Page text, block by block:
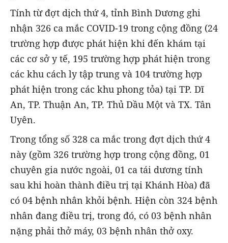
Tính từ đợt dịch thứ 4, tỉnh Bình Dương ghi
nhận 326 ca mắc COVID-19 trong cộng đồng (24
trường hợp được phát hiện khi đến khám tại
các cơ sở y tế, 195 trường hợp phát hiện trong
các khu cách ly tập trung và 104 trường hợp
phát hiện trong các khu phong tỏa) tại TP. Dĩ
An, TP. Thuận An, TP. Thủ Dầu Một và TX. Tân
Uyên.
Trong tổng số 328 ca mắc trong đợt dịch thứ 4
này (gồm 326 trường hợp trong cộng đồng, 01
chuyên gia nước ngoài, 01 ca tái dương tính
sau khi hoàn thành điều trị tại Khánh Hòa) đã
có 04 bệnh nhân khỏi bệnh. Hiện còn 324 bệnh
nhân đang điều trị, trong đó, có 03 bệnh nhân
nặng phải thở máy, 03 bệnh nhân thở oxy.